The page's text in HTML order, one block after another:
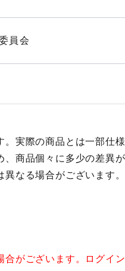
員会
実際の商品とは一部仕
商品個々に多少の差異
なる場合がございます。
がございます。ログイ